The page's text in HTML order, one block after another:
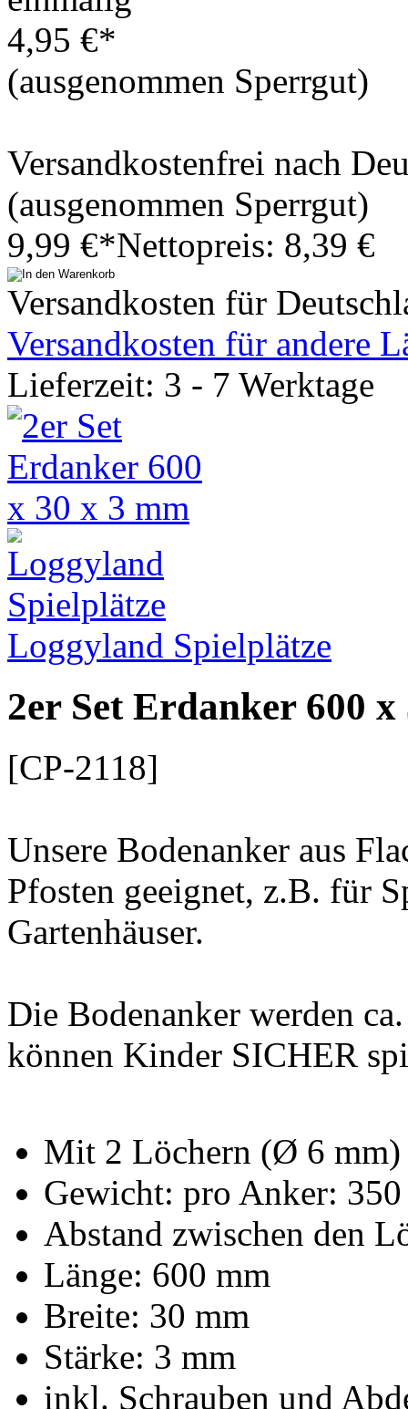
4,95 €*
(ausgenommen Sperrgut)
Versandkostenfrei nach
(ausgenommen Sperrgut)
9,99 €*Nettopreis: 8,39 €
Versandkosten für
Versandkosten für andere
Lieferzeit: 3 - 7 Werktage
Loggyland Spielplätze
2er Set Erdanker 600 x
[CP-2118]
Unsere Bodenanker aus
Pfosten geeignet, z.B. für
Gartenhäuser.
Die Bodenanker werden
können Kinder SICHER
Mit 2 Löchern (Ø 6 mm)
Gewicht: pro Anker:
Abstand zwischen den
Länge: 600 mm
Breite: 30 mm
Stärke: 3 mm
inkl. Schrauben und